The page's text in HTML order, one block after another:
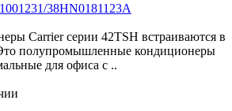
38HN0181123A
Carrier серии 42TSH встраиваются в
полупромышленные кондиционеры
для офиса с ..